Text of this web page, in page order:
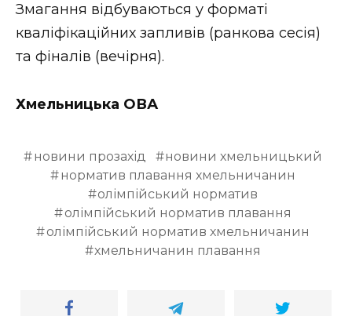
Змагання відбуваються у форматі
кваліфікаційних запливів (ранкова сесія)
та фіналів (вечірня).
Хмельницька ОВА
новини прозахід
новини хмельницький
норматив плавання хмельничанин
олімпійський норматив
олімпійський норматив плавання
олімпійський норматив хмельничанин
хмельничанин плавання